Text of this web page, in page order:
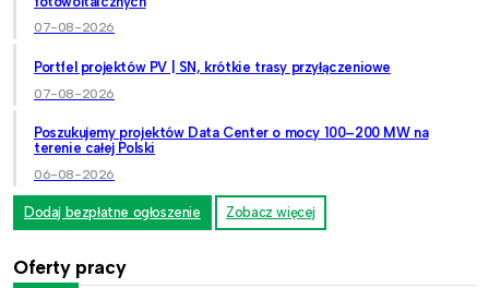
07-08-2026
Portfel projektów PV | SN, krótkie trasy przyłączeniowe
07-08-2026
Poszukujemy projektów Data Center o mocy 100–200 MW na
terenie całej Polski
06-08-2026
Dodaj bezpłatne ogłoszenie Zobacz więcej
Oferty pracy